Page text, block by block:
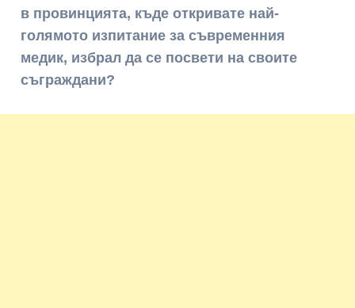
в провинцията, къде откривате най-
голямото изпитание за съвременния
медик, избрал да се посвети на своите
съграждани?